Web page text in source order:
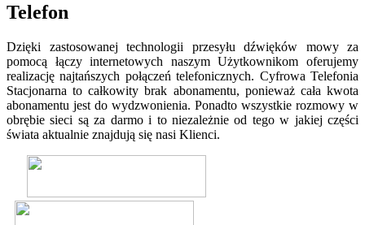
Telefon
Dzięki zastosowanej technologii przesyłu dźwięków mowy za
pomocą łączy internetowych naszym Użytkownikom oferujemy
realizację najtańszych połączeń telefonicznych. Cyfrowa Telefonia
Stacjonarna to całkowity brak abonamentu, ponieważ cała kwota
abonamentu jest do wydzwonienia. Ponadto wszystkie rozmowy w
obrębie sieci są za darmo i to niezależnie od tego w jakiej części
świata aktualnie znajdują się nasi Klienci.